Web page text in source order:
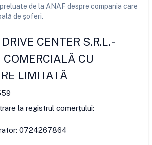
de la ANAF despre compania care
de șoferi.
CENTER S.R.L.-
COMERCIALĂ CU
LIMITATĂ
la registrul comerțului:
0724267864